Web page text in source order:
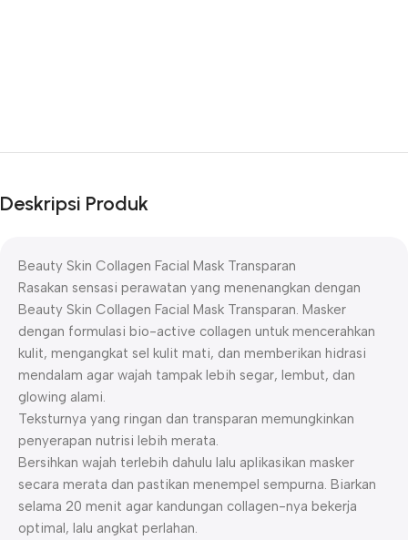
Deskripsi Produk
Beauty Skin Collagen Facial Mask Transparan
Rasakan sensasi perawatan yang menenangkan dengan
Beauty Skin Collagen Facial Mask Transparan. Masker
dengan formulasi bio-active collagen untuk mencerahkan
kulit, mengangkat sel kulit mati, dan memberikan hidrasi
mendalam agar wajah tampak lebih segar, lembut, dan
glowing alami.
Teksturnya yang ringan dan transparan memungkinkan
penyerapan nutrisi lebih merata.
Bersihkan wajah terlebih dahulu lalu aplikasikan masker
secara merata dan pastikan menempel sempurna. Biarkan
selama 20 menit agar kandungan collagen-nya bekerja
optimal, lalu angkat perlahan.